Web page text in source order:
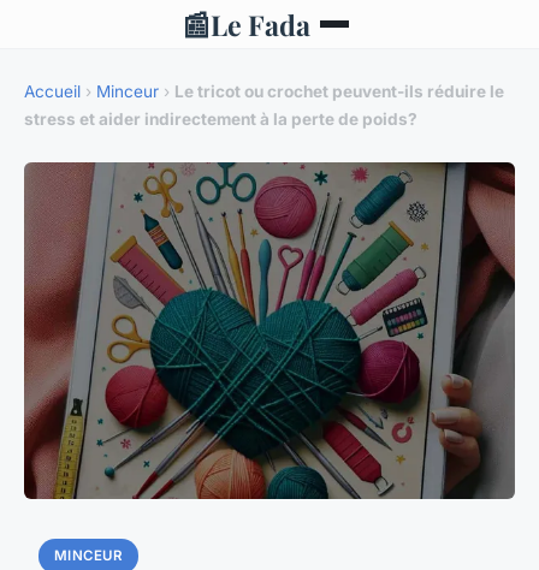
📰Le Fada
Accueil › Minceur › Le tricot ou crochet peuvent-ils réduire le
stress et aider indirectement à la perte de poids?
MINCEUR